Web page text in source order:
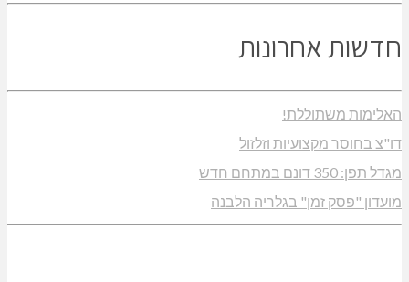
חדשות אחרונות
האלימות משתוללת!
דו"צ בחוסר מקצועיות וזלזול
מגדל תפן: 350 דונם במתחם חדש
מועדון "פסק זמן" בגלריה הלבנה